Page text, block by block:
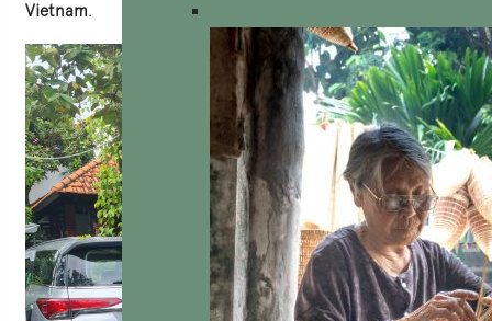
Vietnam.